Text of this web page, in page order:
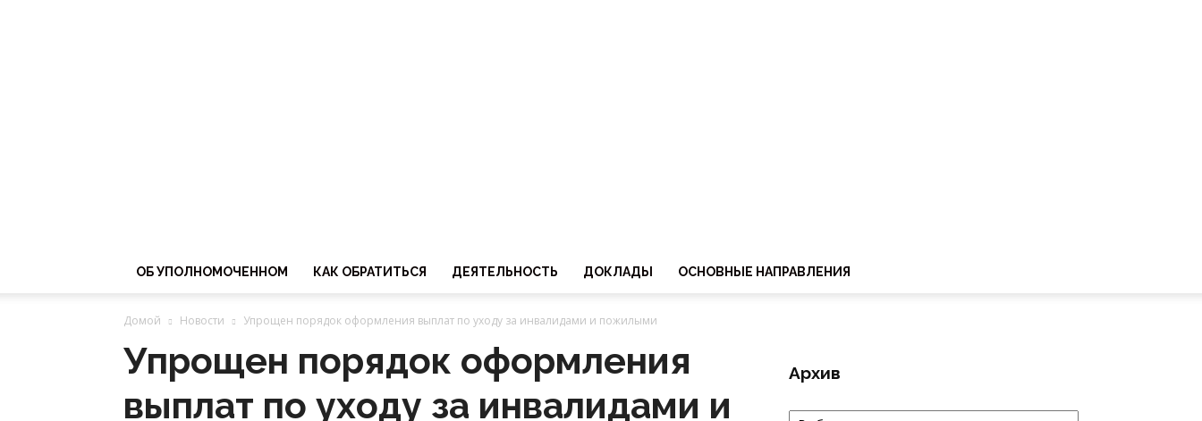
ОБ УПОЛНОМОЧЕННОМ КАК ОБРАТИТЬСЯ ДЕЯТЕЛЬНОСТЬ ДОКЛАДЫ ОСНОВНЫЕ НАПРАВЛЕНИЯ
Домой Новости Упрощен порядок оформления выплат по уходу за инвалидами и пожилыми
Упрощен порядок оформления
выплат по уходу за инвалидами и
Архив
Архив